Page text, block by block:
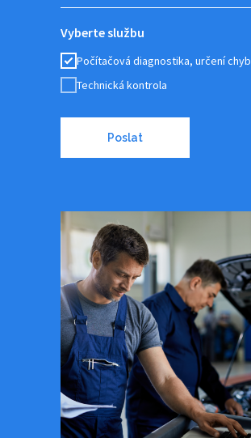
Vyberte službu
Počítačová diagnostika, určení chyb
Technická kontrola
Poslat